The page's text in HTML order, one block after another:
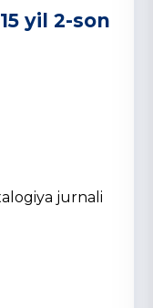
yil 2-son
jurnali